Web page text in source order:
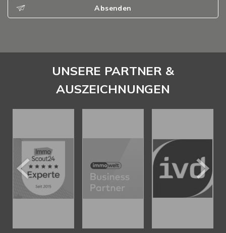
Absenden
UNSERE PARTNER &
AUSZEICHNUNGEN